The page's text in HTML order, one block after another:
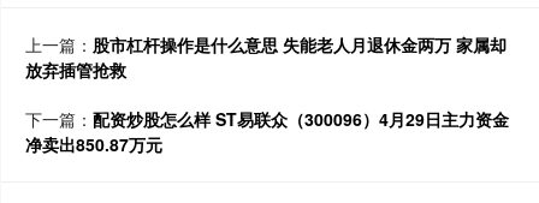
上一篇： 股市杠杆操作是什么意思 失能老人月退休金两万 家属却
放弃插管抢救
下一篇： 配资炒股怎么样 ST易联众（300096）4月29日主力资金
净卖出850.87万元